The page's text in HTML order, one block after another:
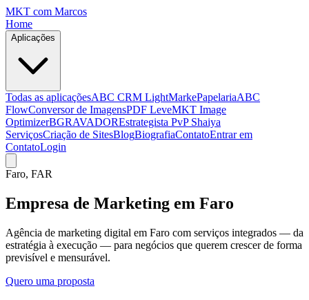
MKT com Marcos
Home
Aplicações
Todas as aplicaçõesABC CRM LightMarkePapelariaABC
FlowConversor de ImagensPDF LeveMKT Image
OptimizerBGRAVADOREstrategista PvP Shaiya
ServiçosCriação de SitesBlogBiografiaContatoEntrar em
ContatoLogin
Faro, FAR
Empresa de Marketing em Faro
Agência de marketing digital em Faro com serviços integrados — da
estratégia à execução — para negócios que querem crescer de forma
previsível e mensurável.
Quero uma proposta